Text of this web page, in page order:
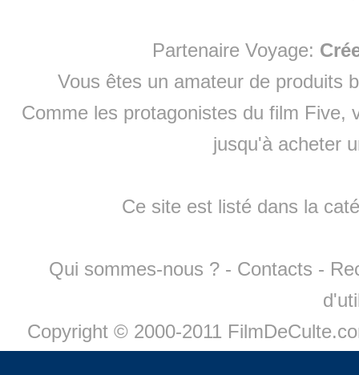
Partenaire Voyage:
Vous êtes un amateur de produits
Comme les protagonistes du film Five,
jusqu'à acheter
Ce site est listé dans la
Qui sommes-nous ? - Contacts -
Copyright © 2000-2011